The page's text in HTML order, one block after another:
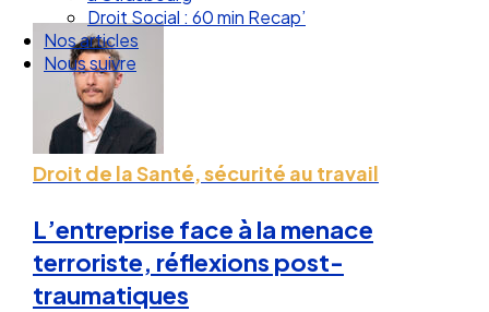
Droit Social : 60 min Recap’
Nos articles
Nous suivre
Droit de la Santé, sécurité au travail
L’entreprise face à la menace
terroriste, réflexions post-
traumatiques